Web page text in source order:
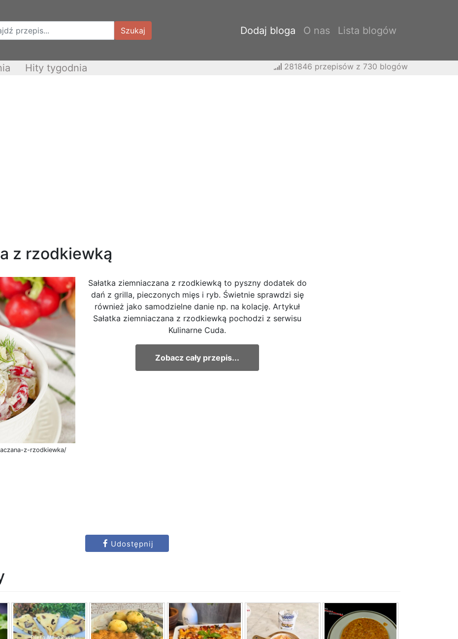
Szukaj Dodaj bloga O nas Lista blogów
Hity tygodnia 281846 przepisów z 730 blogów
z rzodkiewką
z-rzodkiewka/
Sałatka ziemniaczana z rzodkiewką to pyszny dodatek do
dań z grilla, pieczonych mięs i ryb. Świetnie sprawdzi się
również jako samodzielne danie np. na kolację. Artykuł
Sałatka ziemniaczana z rzodkiewką pochodzi z serwisu
Kulinarne Cuda.
Zobacz cały przepis...
Udostępnij